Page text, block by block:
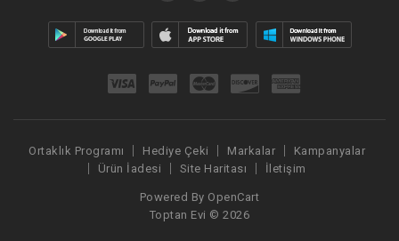
Ortaklık Programı Hediye Çeki Markalar
Kampanyalar
Ürün İadesi
Site Haritası İletişim
Powered By OpenCart
Toptan Evi © 2026